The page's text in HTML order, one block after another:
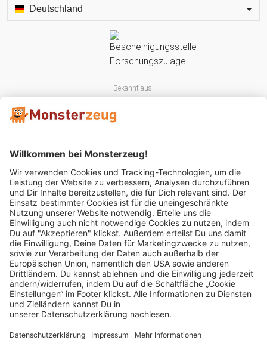
Deutschland
Bekannt aus:
Mitglied im:
Impressum AGB Widerrufsbelehrung